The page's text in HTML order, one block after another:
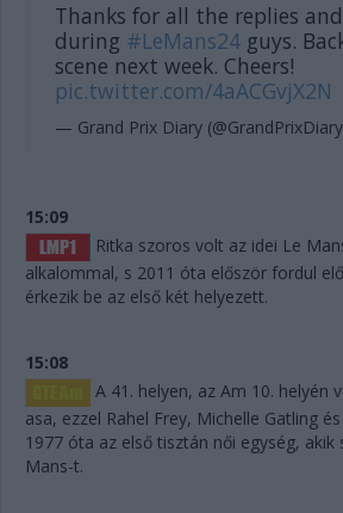
Thanks for all the replies
during #LeMans24 guys.
scene next week. Cheers!
pic.twitter.com/4aACGvjX2N
— Grand Prix Diary
15:09
Ritka szoros volt az idei Le
alkalommal, s 2011 óta először fordul
érkezik be az első két helyezett.
15:08
A 41. helyen, az Am 10. helyén
asa, ezzel Rahel Frey, Michelle Gatling
1977 óta az első tisztán női egység, akik
Mans-t.